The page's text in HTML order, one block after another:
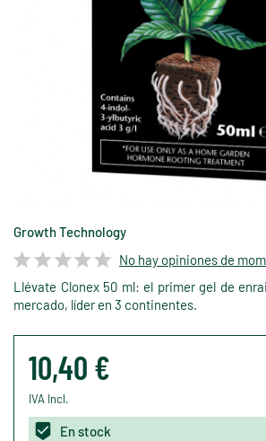
Growth Technology
No hay opiniones de
Llévate Clonex 50 ml: el primer gel de
mercado, líder en 3 continentes.
10,40 €
IVA Incl.
En stock